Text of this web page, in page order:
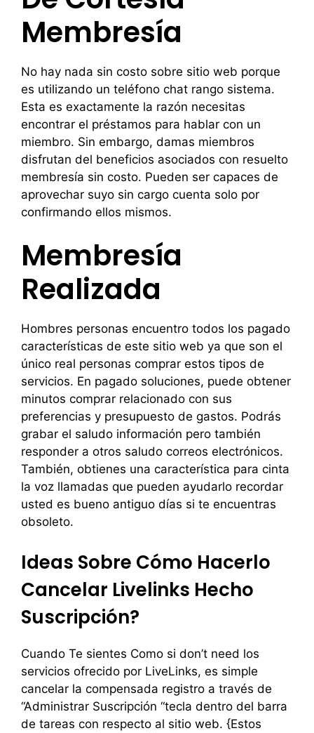
Membresía
No hay nada sin costo sobre sitio web porque
es utilizando un teléfono chat rango sistema.
Esta es exactamente la razón necesitas
encontrar el préstamos para hablar con un
miembro. Sin embargo, damas miembros
disfrutan del beneficios asociados con resuelto
membresía sin costo. Pueden ser capaces de
aprovechar suyo sin cargo cuenta solo por
confirmando ellos mismos.
Membresía
Realizada
Hombres personas encuentro todos los pagado
características de este sitio web ya que son el
único real personas comprar estos tipos de
servicios. En pagado soluciones, puede obtener
minutos comprar relacionado con sus
preferencias y presupuesto de gastos. Podrás
grabar el saludo información pero también
responder a otros saludo correos electrónicos.
También, obtienes una característica para cinta
la voz llamadas que pueden ayudarlo recordar
usted es bueno antiguo días si te encuentras
obsoleto.
Ideas Sobre Cómo Hacerlo
Cancelar Livelinks Hecho
Suscripción?
Cuando Te sientes Como si don’t need los
servicios ofrecido por LiveLinks, es simple
cancelar la compensada registro a través de
“Administrar Suscripción “tecla dentro del barra
de tareas con respecto al sitio web. {Estos